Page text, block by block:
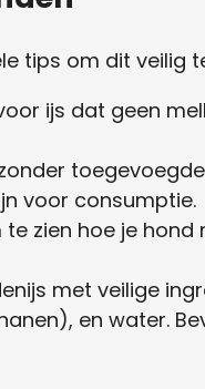
tips om dit veilig
ijs dat geen
voor consumptie.
zien hoe je hond
met veilige
en water.